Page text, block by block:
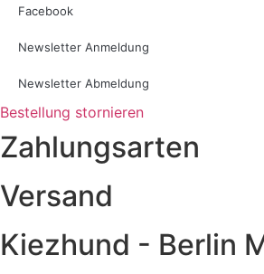
Facebook
Newsletter Anmeldung
Newsletter Abmeldung
Bestellung stornieren
Zahlungsarten
Versand
Kiezhund - Berlin